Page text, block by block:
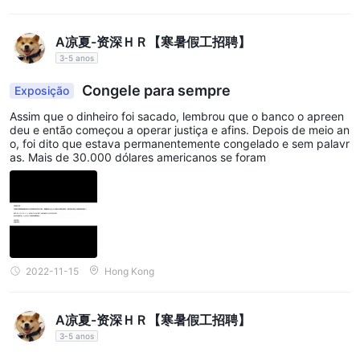
algorítmica através de Expert Advisors (EAs). Esses EAs podem
executar negociações em seu nome com base em critérios
predefinidos, permitindo negociações com as mãos livres.
Depósito e retirada
Seventy Brokersoferece uma variedade de métodos de
depósito e retirada, incluindo cartões de crédito, cartões de
Aqui estão os métodos de depósito e retirada, juntamente com
as taxas associadas, organizados em formato de tabela:
atender traders com capacidades financeiras variadas. os
Conta X-leverage: US$ 100
Conta de compensação de CFD: negociável
A凉夏-资深ＨＲ【寒暑假工招聘】
3-5 anos
Exposição Congele para sempre
Assim que o dinheiro foi sacado, lembrou que o banco o apreen
deu e então começou a operar justiça e afins. Depois de meio an
o, foi dito que estava permanentemente congelado e sem palavr
as. Mais de 30.000 dólares americanos se foram
2022-11-15 Hong Kong
A凉夏-资深ＨＲ【寒暑假工招聘】
3-5 anos